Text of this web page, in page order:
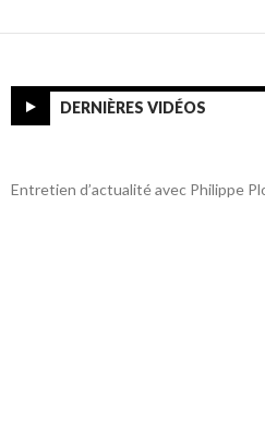
DERNIÈRES VIDÉOS
Entretien d’actualité avec Philippe